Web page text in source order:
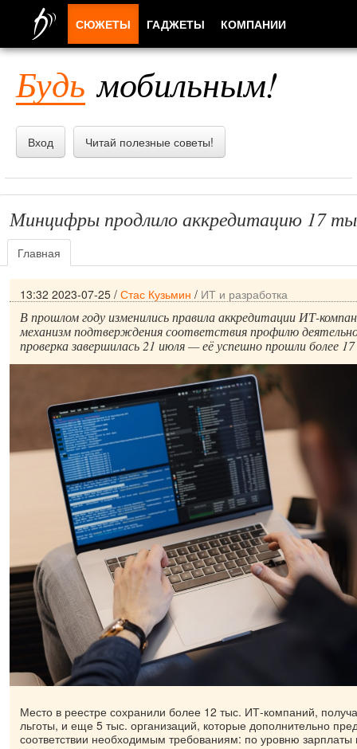
Будь мобильным!
Вход Читай полезные советы!
Минцифры продлило аккредитацию 17
Главная
13:32 2023-07-25 / Стас Кузьмин / ИТ и разработка
В прошлом году изменились правила аккредитации ИТ-
механизм подтверждения соответствия профилю
проверка завершилась 21 июля — её успешно прошли более
Место в реестре сохранили более 12 тыс. ИТ-компаний,
льготы, и еще 5 тыс. организаций, которые дополнительно
соответствии необходимым требованиям: по уровню
СЮЖЕТЫ ГАДЖЕТЫ КОМПАНИИ
ПРИЛОЖЕНИЯ